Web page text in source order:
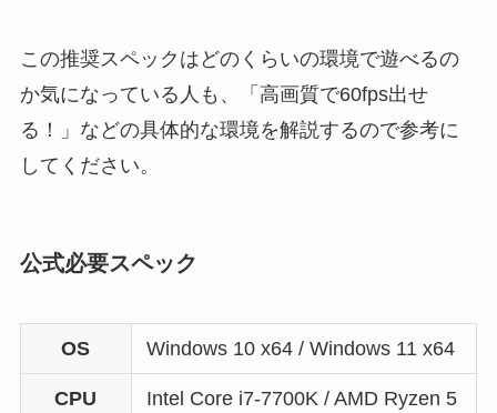
この推奨スペックはどのくらいの環境で遊べるの
か気になっている人も、「高画質で60fps出せ
る！」などの具体的な環境を解説するので参考に
してください。
公式必要スペック
OS Windows 10 x64 / Windows 11 x64
CPU
Intel Core i7-7700K / AMD Ryzen 5